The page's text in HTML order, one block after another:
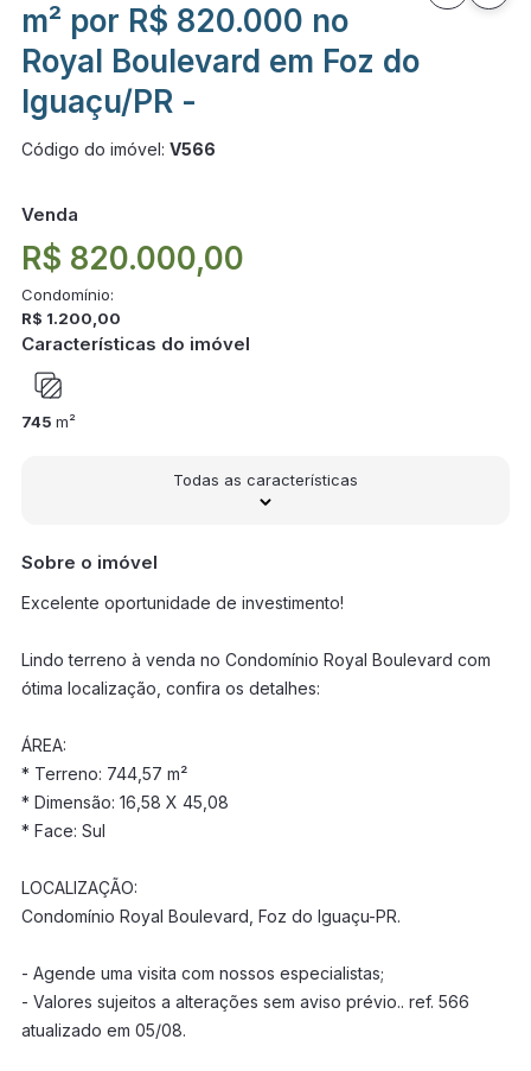
m² por R$ 820.000 no
Royal Boulevard em Foz do
Iguaçu/PR -
Código do imóvel: V566
Venda
R$ 820.000,00
Condomínio:
R$ 1.200,00
Características do imóvel
745 m²
Todas as características
Sobre o imóvel
Excelente oportunidade de investimento!
Lindo terreno à venda no Condomínio Royal Boulevard com
ótima localização, confira os detalhes:
ÁREA:
* Terreno: 744,57 m²
* Dimensão: 16,58 X 45,08
* Face: Sul
LOCALIZAÇÃO:
Condomínio Royal Boulevard, Foz do Iguaçu-PR.
- Agende uma visita com nossos especialistas;
- Valores sujeitos a alterações sem aviso prévio.. ref. 566
atualizado em 05/08.